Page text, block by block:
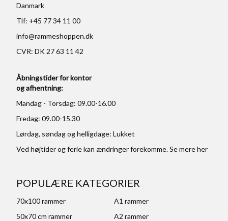
Danmark
Tlf: +45 77 34 11 00
info@rammeshoppen.dk
CVR: DK 27 63 11 42
Åbningstider for kontor
og afhentning:
Mandag - Torsdag: 09.00-16.00
Fredag: 09.00-15.30
Lørdag, søndag og helligdage: Lukket
Ved højtider og ferie kan ændringer forekomme. Se mereher
POPULÆRE KATEGORIER
70x100 rammer
A1 rammer
50x70 cm rammer
A2 rammer